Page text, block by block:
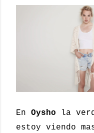
En Oysho la
estoy viendo